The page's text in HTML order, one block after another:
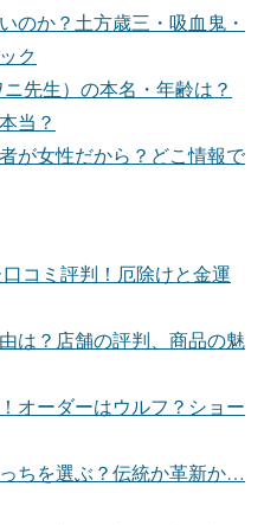
のか？土方歳三・吸血鬼・
ク
先生）の本名・年齢は？
当？
が女性だから？どこ情報で
コミ評判！厄除けと金運
は？店舗の評判、商品の魅
オーダーはウルフ？ショー
ちを選ぶ？伝統か革新か…